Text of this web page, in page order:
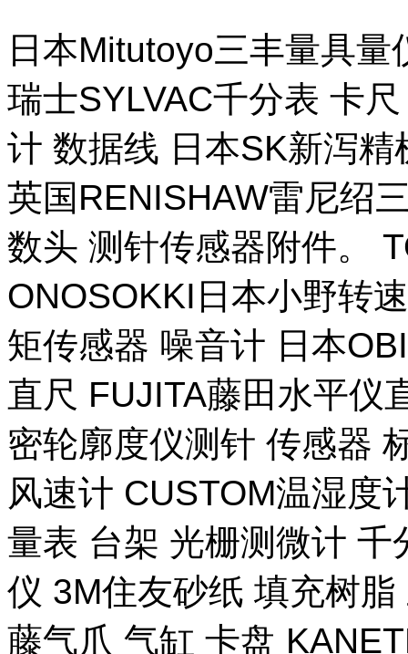
日本Mitutoyo三丰量具
瑞士SYLVAC千分表 卡
计 数据线 日本SK新泻
英国RENISHAW雷尼绍
数头 测针传感器附件。
ONOSOKKI日本小野转
矩传感器 噪音计 日本
直尺 FUJITA藤田水平仪
密轮廓度仪测针 传感器
风速计 CUSTOM温湿度
量表 台架 光栅测微计
仪 3M住友砂纸 填充树
藤气爪 气缸 卡盘